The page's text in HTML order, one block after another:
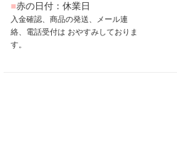
■赤の日付：休業日
入金確認、商品の発送、メール連
絡、電話受付は おやすみしておりま
す。